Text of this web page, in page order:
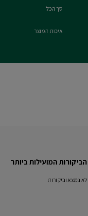
סך הכל
0.0 out of 5 stars
איכות המוצר
0.0 out of 5 stars
הביקורות המועילות ביותר
לא נמצאו ביקורות